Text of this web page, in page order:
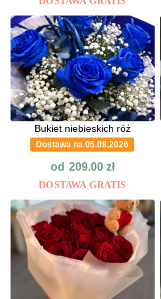
Bukiet niebieskich róż
Dostawa na 05.08.2026
od 209.00 zł
DOSTAWA GRATIS